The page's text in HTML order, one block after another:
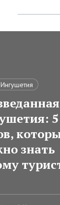
Ингушетия
5
знать